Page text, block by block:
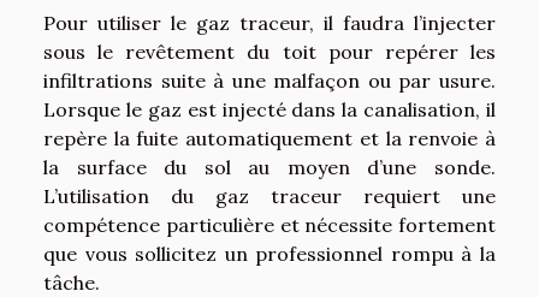
Pour utiliser le gaz traceur, il faudra l’injecter
sous le revêtement du toit pour repérer les
infiltrations suite à une malfaçon ou par usure.
Lorsque le gaz est injecté dans la canalisation, il
repère la fuite automatiquement et la renvoie à
la surface du sol au moyen d’une sonde.
L’utilisation du gaz traceur requiert une
compétence particulière et nécessite fortement
que vous sollicitez un professionnel rompu à la
tâche.